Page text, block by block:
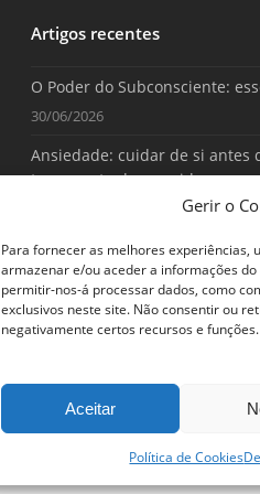
Gerir o
Para fornecer as melhores experiências,
armazenar e/ou aceder a informações
permitir-nos-á processar dados, como
exclusivos neste site. Não consentir ou
negativamente certos recursos e funções.
Aceitar
Política de Cookies
Artigos recentes
O Poder do Subconsciente:
30/06/2026
Ansiedade: cuidar de si antes
tome conta da sua vida